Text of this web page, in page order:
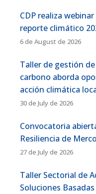
CDP realiza
reporte climático
6 de August de 2026
Taller de gestión
carbono aborda
acción climática
30 de July de 2026
Convocatoria
Resiliencia de
27 de July de 2026
Taller Sectorial de
Soluciones